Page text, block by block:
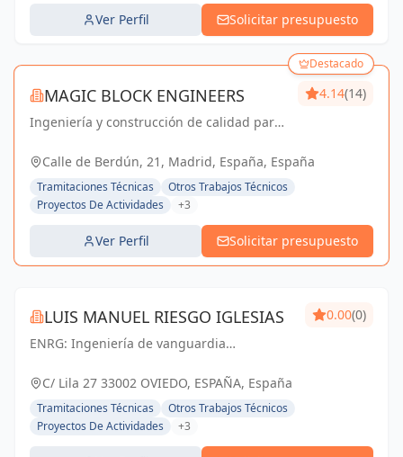
Ver Perfil Solicitar presupuesto
Destacado
MAGIC BLOCK ENGINEERS
Ingeniería y construcción de calidad para
Nueva.
4.14(14)
Calle de Berdún, 21, Madrid, España, España
Tramitaciones Técnicas
Otros Trabajos Técnicos
Proyectos De Actividades
+3
Ver Perfil Solicitar presupuesto
LUIS MANUEL RIESGO IGLESIAS
ENRG: Ingeniería de vanguardia
0.00(0)
C/ Lila 27 33002 OVIEDO, ESPAÑA, España
Tramitaciones Técnicas
Otros Trabajos Técnicos
Proyectos De Actividades
+3